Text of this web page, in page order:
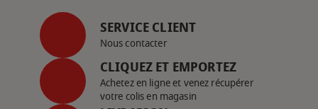
SERVICE CLIENT
Nous contacter
CLIQUEZ ET EMPORTEZ
Achetez en ligne et venez récupérer
votre colis en magasin